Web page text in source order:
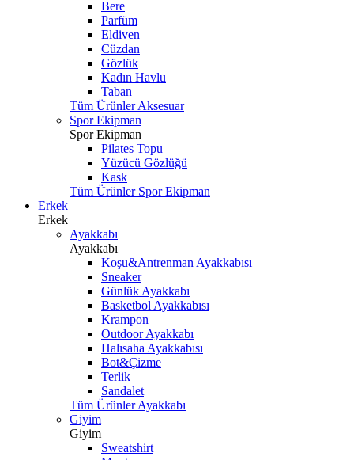
Bere
Parfüm
Eldiven
Cüzdan
Gözlük
Kadın Havlu
Taban
Tüm Ürünler Aksesuar
Spor Ekipman
Spor Ekipman
Pilates Topu
Yüzücü Gözlüğü
Kask
Tüm Ürünler Spor Ekipman
Erkek
Erkek
Ayakkabı
Ayakkabı
Koşu&Antrenman Ayakkabısı
Sneaker
Günlük Ayakkabı
Basketbol Ayakkabısı
Krampon
Outdoor Ayakkabı
Halısaha Ayakkabısı
Bot&Çizme
Terlik
Sandalet
Tüm Ürünler Ayakkabı
Giyim
Giyim
Sweatshirt